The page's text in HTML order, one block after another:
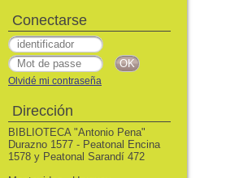
Conectarse
Olvidé mi contraseña
Dirección
BIBLIOTECA "Antonio Pena"
Durazno 1577 - Peatonal Encina
1578 y Peatonal Sarandí 472